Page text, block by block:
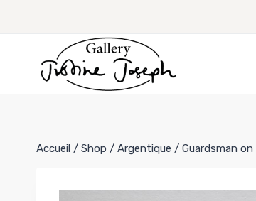
Accueil / Shop / Argentique / Guardsman